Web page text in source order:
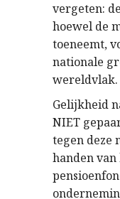
vergeten:
hoewel de
toeneemt,
nationale
wereldvlak.
Gelijkheid
NIET
tegen deze
handen